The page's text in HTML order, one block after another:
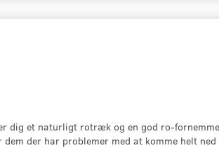
dig et naturligt rotræk og en god ro-
dem der har problemer med at komme helt